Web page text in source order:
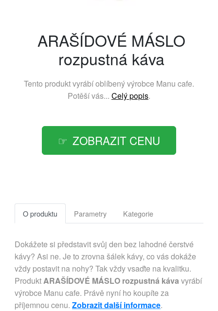
ARAŠÍDOVÉ MÁSLO
rozpustná káva
Tento produkt vyrábí oblíbený výrobce Manu cafe.
Potěší vás... Celý popis.
ZOBRAZIT CENU
O produktu Parametry Kategorie
Dokážete si představit svůj den bez lahodné čerstvé
kávy? Asi ne. Je to zrovna šálek kávy, co vás dokáže
vždy postavit na nohy? Tak vždy vsaďte na kvalitku.
ProduktARAŠÍDOVÉ MÁSLO rozpustná káva vyrábí
výrobce Manu cafe. Právě nyní ho koupíte za
příjemnou cenu. Zobrazit další informace.